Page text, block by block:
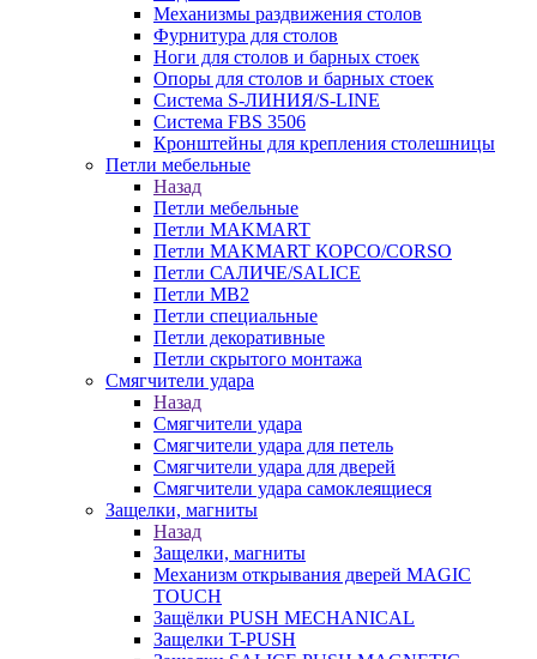
Механизмы раздвижения столов
Фурнитура для столов
Ноги для столов и барных стоек
Опоры для столов и барных стоек
Система S-ЛИНИЯ/S-LINE
Система FBS 3506
Кронштейны для крепления столешницы
Петли мебельные
Назад
Петли мебельные
Петли MAKMART
Петли MAKMART КОРСО/CORSO
Петли САЛИЧЕ/SALICE
Петли MB2
Петли специальные
Петли декоративные
Петли скрытого монтажа
Смягчители удара
Назад
Смягчители удара
Смягчители удара для петель
Смягчители удара для дверей
Cмягчители удара самоклеящиеся
Защелки, магниты
Назад
Защелки, магниты
Механизм открывания дверей MAGIC
TOUCH
Защёлки PUSH MECHANICAL
Защелки T-PUSH